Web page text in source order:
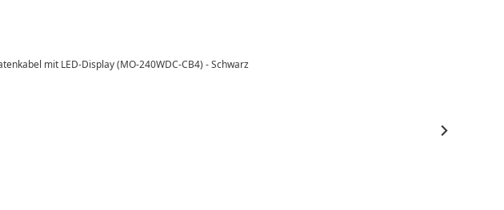
mit LED-Display (MO-240WDC-CB4) - Schwarz